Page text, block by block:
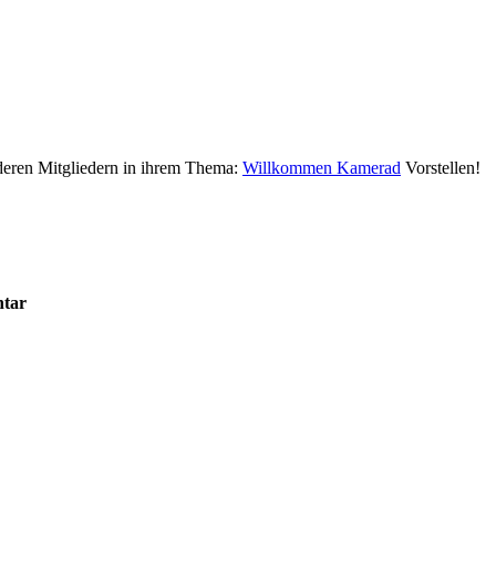
Mitgliedern in ihrem Thema: Willkommen Kamerad Vorstellen!